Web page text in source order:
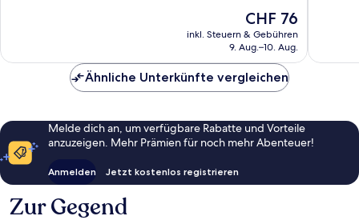
Der
Preis
beträgt
CHF 76
inkl. Steuern & Gebühren
9. Aug.–10. Aug.
Ähnliche Unterkünfte vergleichen
Melde dich an, um verfügbare Rabatte und Vorteile
anzuzeigen. Mehr Prämien für noch mehr Abenteuer!
Anmelden Jetzt kostenlos registrieren
Zur Gegend